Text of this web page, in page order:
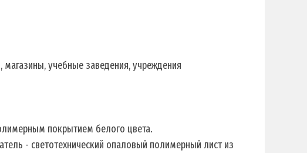
учебные заведения, учреждения
покрытием белого цвета.
- светотехнический опаловый полимерный лист из